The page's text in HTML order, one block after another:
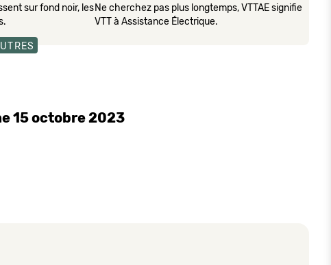
sur fond noir, lesNe cherchez pas plus longtemps, VTTAE signifie
VTT à Assistance Électrique.
15 octobre 2023